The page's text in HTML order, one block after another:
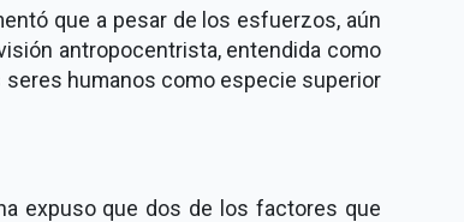
que a pesar de los esfuerzos, aún
antropocentrista, entendida como
seres humanos como especie superior
expuso que dos de los factores que